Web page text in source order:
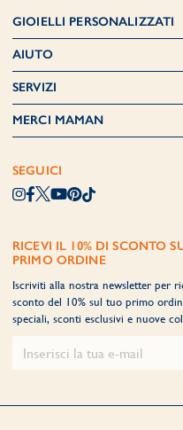
GIOIELLI PERSONALIZZATI
AIUTO
SERVIZI
MERCI MAMAN
SEGUICI
RICEVI IL 10% DI SCONTO
PRIMO ORDINE
Iscriviti alla nostra newsletter per
sconto del 10% sul tuo primo
speciali, sconti esclusivi e nuove